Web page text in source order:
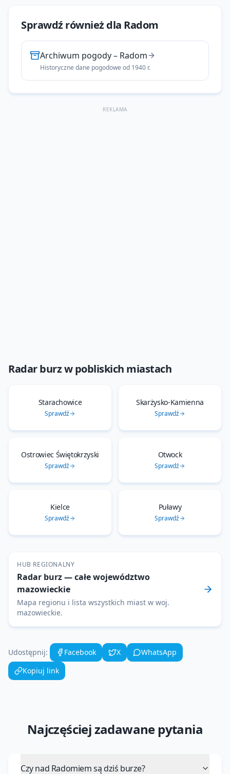
Sprawdź również dla Radom
Archiwum pogody– Radom
Historyczne dane pogodowe od 1940 r.
REKLAMA
Radar burzw pobliskich miastach
Starachowice
Sprawdź
Skarżysko-Kamienna
Sprawdź
Ostrowiec Świętokrzyski
Sprawdź
Otwock
Sprawdź
Kielce
Sprawdź
Puławy
Sprawdź
HUB REGIONALNY
Radar burz— całe województwo
mazowieckie
Mapa regionu i lista wszystkich miast w woj.
mazowieckie.
Udostępnij: Facebook X
WhatsApp
Kopiuj link
Najczęściej zadawane pytania
Czy nad Radomiem są dziś burze?